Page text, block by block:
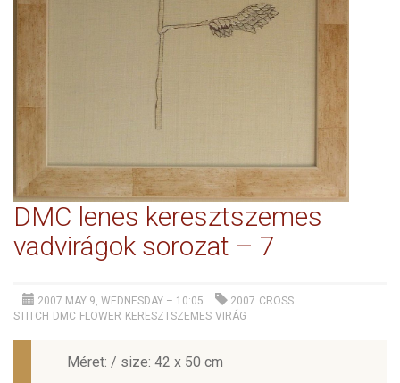
DMC lenes keresztszemes
vadvirágok sorozat – 7
2007 MAY 9, WEDNESDAY – 10:05 2007 CROSS
STITCH DMC FLOWER KERESZTSZEMES VIRÁG
Méret: / size: 42 x 50 cm